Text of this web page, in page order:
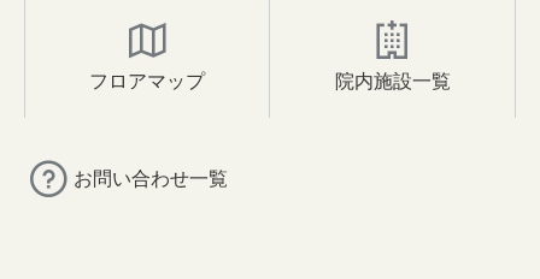
フロアマップ 院内施設一覧
お問い合わせ一覧